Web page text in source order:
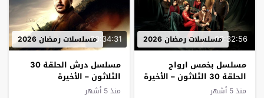
00:32:56مسلسلات رمضان 2026
مسلسل بخمس ارواح
الحلقة 30 الثلاثون – الأخيرة
منذ 5 أشهر
00:34:31مسلسلات رمضان 2026
مسلسل درش الحلقة 30
الثلاثون – الأخيرة
منذ 5 أشهر